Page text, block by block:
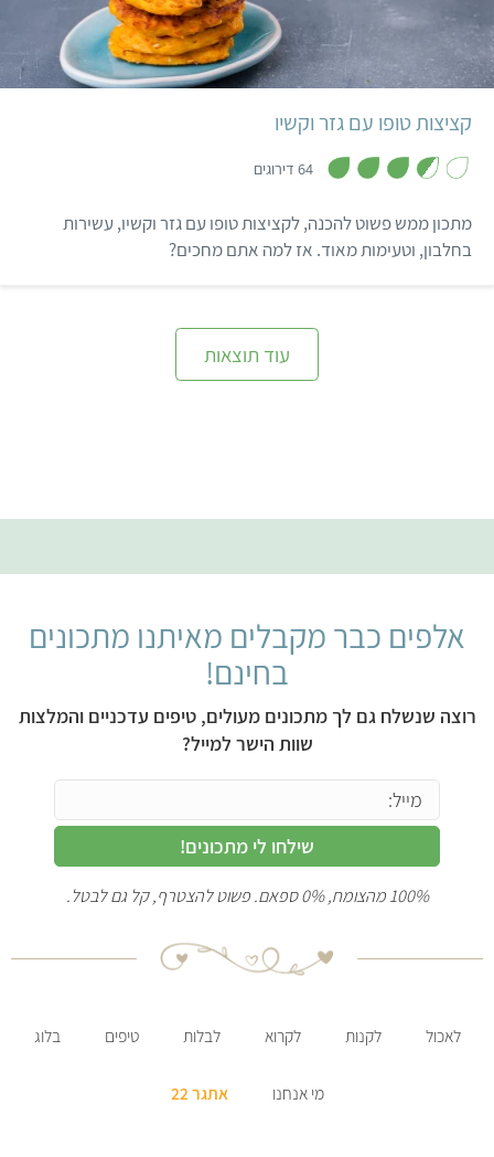
35 דקות 16 קציצות
קציצות טופו עם גזר וקשיו
64 דירוגים
ת
ו
ך
מתכון ממש פשוט להכנה, לקציצות טופו עם גזר וקשיו, עשירות
בחלבון, וטעימות מאוד. אז למה אתם מחכים?
עוד תוצאות
אלפים כבר מקבלים מאיתנו מתכונים
בחינם!
רוצה שנשלח גם לך מתכונים מעולים, טיפים עדכניים והמלצות
שוות הישר למייל?
שילחו לי מתכונים!
100% מהצומח, 0% ספאם. פשוט להצטרף, קל גם לבטל.
לאכול לקנות לקרוא לבלות טיפים בלוג
מי אנחנו אתגר 22